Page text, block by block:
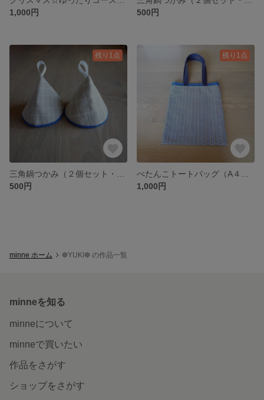
1,000円
500円
残り1点
500円
残り1点
1,000円
minne ホーム ❆YUKI❆ の作品一覧
minneを知る
minneについて
minneで買いたい
作品をさがす
ショップをさがす